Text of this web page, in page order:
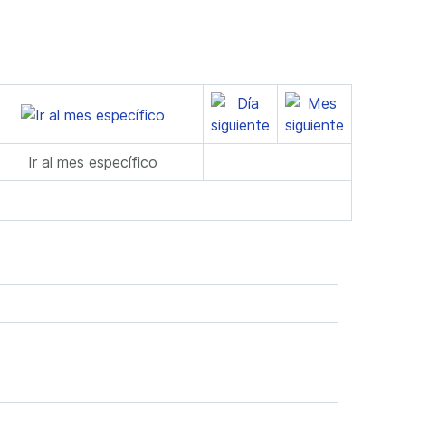
Ir al mes específico